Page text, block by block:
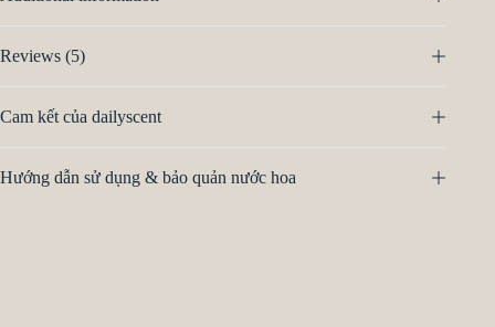
Reviews (5)
Cam kết của dailyscent
Hướng dẫn sử dụng & bảo quản nước hoa